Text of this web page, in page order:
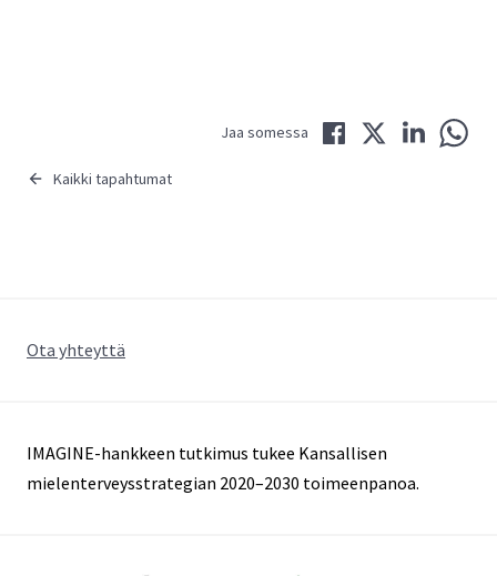
Kaikki tapahtumat
Jaa somessa
Jaa Twitterissä
Jaa
Ota yhteyttä
IMAGINE-hankkeen tutkimus tukee Kansallisen
mielenterveysstrategian 2020–2030 toimeenpanoa.